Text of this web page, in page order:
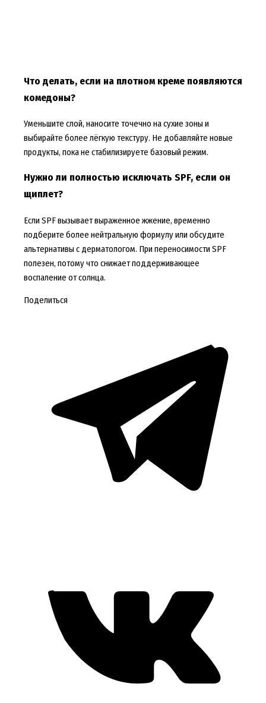
Что делать, если на плотном креме появляются
комедоны?
Уменьшите слой, наносите точечно на сухие зоны и
выбирайте более лёгкую текстуру. Не добавляйте новые
продукты, пока не стабилизируете базовый режим.
Нужно ли полностью исключать SPF, если он
щиплет?
Если SPF вызывает выраженное жжение, временно
подберите более нейтральную формулу или обсудите
альтернативы с дерматологом. При переносимости SPF
полезен, потому что снижает поддерживающее
воспаление от солнца.
Поделиться